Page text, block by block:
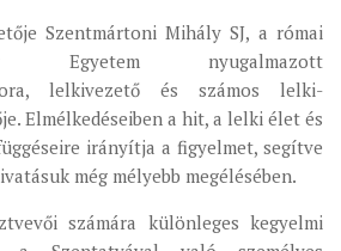
LOGÓJA
BIZOTTSÁG
Szentmártoni Mihály SJ, a római
Egyetem nyugalmazott
lelkivezető és számos lelki-
Elmélkedéseiben a hit, a lelki élet és
irányítja a figyelmet, segítve
még mélyebb megélésében.
számára különleges kegyelmi